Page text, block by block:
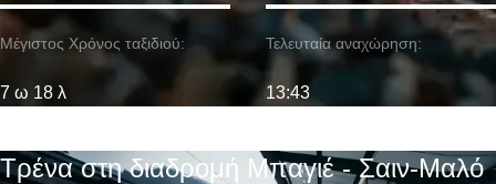
Μέγιστος Χρόνος ταξιδιού:
7 ω 18 λ
Τελευταία αναχώρηση:
13:43
Τρένα στη διαδρομή Μπαγιέ - Σαιν-Μαλό